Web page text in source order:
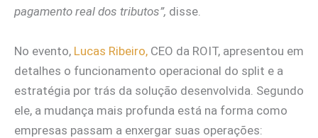
pagamento real dos tributos”, disse.
No evento, Lucas Ribeiro, CEO da ROIT, apresentou em
detalhes o funcionamento operacional do split e a
estratégia por trás da solução desenvolvida. Segundo
ele, a mudança mais profunda está na forma como
empresas passam a enxergar suas operações: